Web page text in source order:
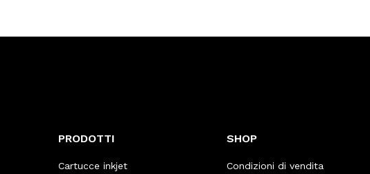
PRODOTTI
Cartucce inkjet
SHOP
Condizioni di vendita